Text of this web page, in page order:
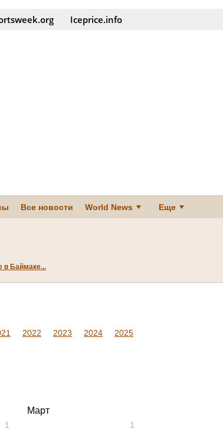
Iceprice.info
Все новости World News Еще
в Баймаке...
2022 2023 2024
2025
1
Март
1